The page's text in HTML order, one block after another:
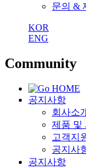
문의 &
KOR
ENG
Community
공지사항
회사소
제품 및
고객지
공지사
공지사항